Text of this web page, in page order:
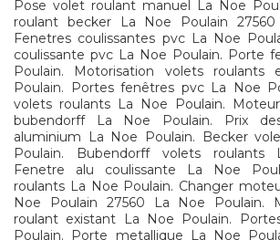
Pose volet roulant manuel La Noe
roulant becker La Noe Poulain
Fenetres coulissantes pvc La Noe
coulissante pvc La Noe Poulain. Porte
Poulain. Motorisation volets roulants
Poulain. Portes fenêtres pvc La Noe
volets roulants La Noe Poulain.
bubendorff La Noe Poulain. Prix
aluminium La Noe Poulain. Becker
Poulain. Bubendorff volets roulants
Fenetre alu coulissante La Noe
roulants La Noe Poulain. Changer
Noe Poulain 27560 La Noe Poulain.
roulant existant La Noe Poulain.
Poulain. Porte metallique La Noe